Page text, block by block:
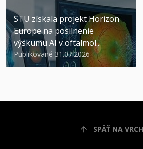
STU získala projekt Horizon
Europe na posilnenie
výskumu AI v oftalmol...
Publikované 31.07.2026
SPÄŤ NA VRCH